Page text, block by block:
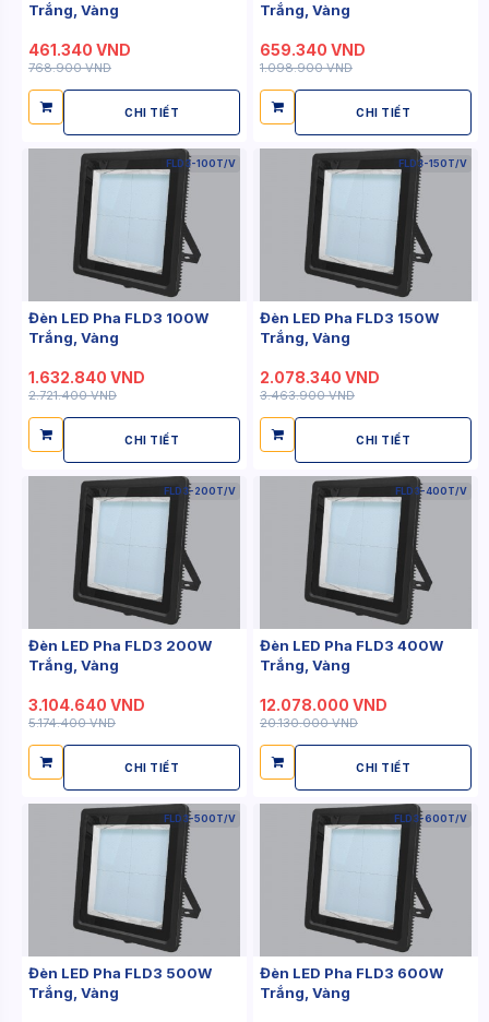
Trắng, Vàng
461.340 VND
768.900 VND
CHI TIẾT
Trắng, Vàng
659.340 VND
1.098.900 VND
CHI TIẾT
FLD3-100T/V
Đèn LED Pha FLD3 100W
Trắng, Vàng
1.632.840 VND
2.721.400 VND
CHI TIẾT
FLD3-150T/V
Đèn LED Pha FLD3 150W
Trắng, Vàng
2.078.340 VND
3.463.900 VND
CHI TIẾT
FLD3-200T/V
Đèn LED Pha FLD3 200W
Trắng, Vàng
3.104.640 VND
5.174.400 VND
CHI TIẾT
FLD3-400T/V
Đèn LED Pha FLD3 400W
Trắng, Vàng
12.078.000 VND
20.130.000 VND
CHI TIẾT
FLD3-500T/V
Đèn LED Pha FLD3 500W
Trắng, Vàng
FLD3-600T/V
Đèn LED Pha FLD3 600W
Trắng, Vàng